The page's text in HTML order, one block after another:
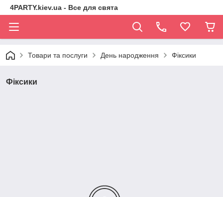
4PARTY.kiev.ua - Все для свята
Товари та послуги День народження Фіксики
Фіксики